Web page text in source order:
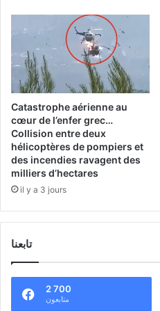
Catastrophe aérienne au
cœur de l’enfer grec…
Collision entre deux
hélicoptères de pompiers et
des incendies ravagent des
milliers d’hectares
il y a 3 jours
تابعنا
2 700
متابعون